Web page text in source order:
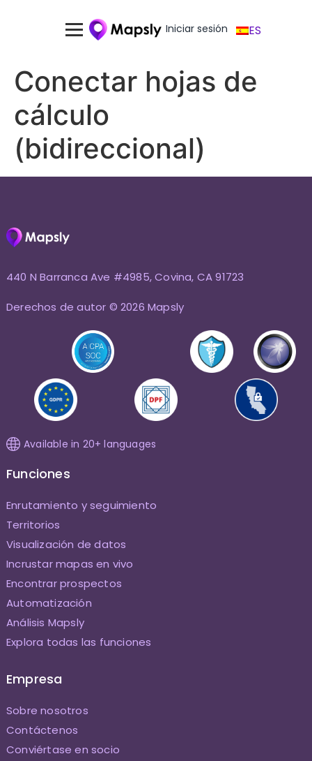
Iniciar sesión ES
Conectar hojas de
cálculo
(bidireccional)
440 N Barranca Ave #4985, Covina, CA 91723
Derechos de autor © 2026 Mapsly
Available in 20+ languages
Funciones
Enrutamiento y seguimiento
Territorios
Visualización de datos
Incrustar mapas en vivo
Encontrar prospectos
Automatización
Análisis Mapsly
Explora todas las funciones
Empresa
Sobre nosotros
Contáctenos
Conviértase en socio